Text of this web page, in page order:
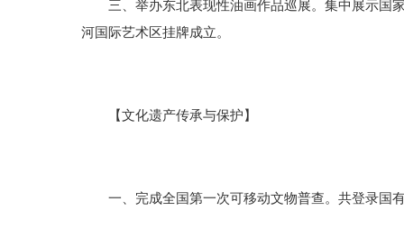
三、举办东北表现性油画作品巡展。集中展示国家
河国际艺术区挂牌成立。
【文化遗产传承与保护】
一、完成全国第一次可移动文物普查。共登录国有